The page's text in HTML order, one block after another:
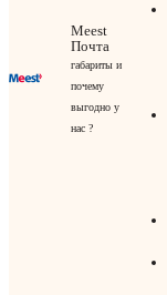
Meest
Почта
габариты и
почему
выгодно у
нас ?